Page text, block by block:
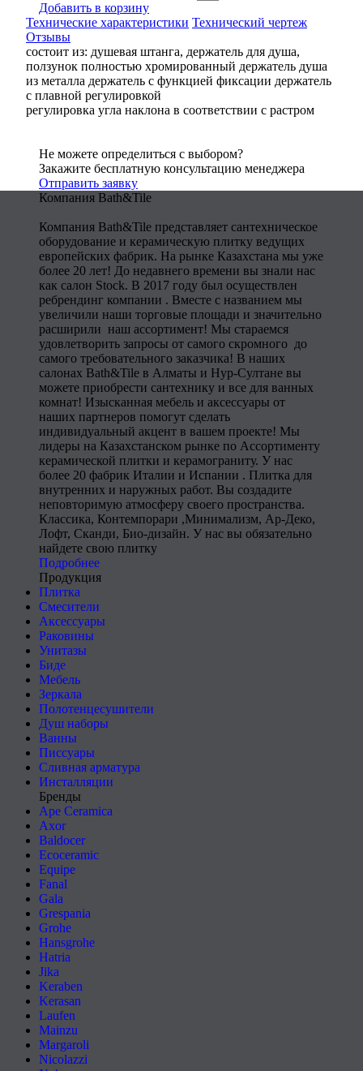
Добавить в корзину
Технические характеристики Технический чертеж
Отзывы
состоит из: душевая штанга, держатель для душа,
ползунок полностью хромированный держатель душа
из металла держатель с функцией фиксации держатель
с плавной регулировкой
регулировка угла наклона в соответствии с растром
Не можете определиться с выбором?
Закажите бесплатную консультацию менеджера
Отправить заявку
Компания Bath&Tile
Компания Bath&Tile представляет сантехническое
оборудование и керамическую плитку ведущих
европейских фабрик. На рынке Казахстана мы уже
более 20 лет! До недавнего времени вы знали нас
как салон Stock. В 2017 году был осуществлен
ребрендинг компании . Вместе с названием мы
увеличили наши торговые площади и значительно
расширили наш ассортимент! Мы стараемся
удовлетворить запросы от самого скромного до
самого требовательного заказчика! В наших
салонах Bath&Tile в Алматы и Нур-Султане вы
можете приобрести сантехнику и все для ванных
комнат! Изысканная мебель и аксессуары от
наших партнеров помогут сделать
индивидуальный акцент в вашем проекте! Мы
лидеры на Казахстанском рынке по Ассортименту
керамической плитки и керамограниту. У нас
более 20 фабрик Италии и Испании . Плитка для
внутренних и наружных работ. Вы создадите
неповторимую атмосферу своего пространства.
Классика, Контемпорари ,Минимализм, Ар-Деко,
Лофт, Сканди, Био-дизайн. У нас вы обязательно
найдете свою плитку
Подробнее
Продукция
Плитка
Смесители
Аксессуары
Раковины
Унитазы
Биде
Мебель
Зеркала
Полотенцесушители
Душ наборы
Ванны
Писсуары
Сливная арматура
Инсталляции
Бренды
Ape Ceramica
Axor
Baldocer
Ecoceramic
Equipe
Fanal
Gala
Grespania
Grohe
Hansgrohe
Hatria
Jika
Keraben
Kerasan
Laufen
Mainzu
Margaroli
Nicolazzi